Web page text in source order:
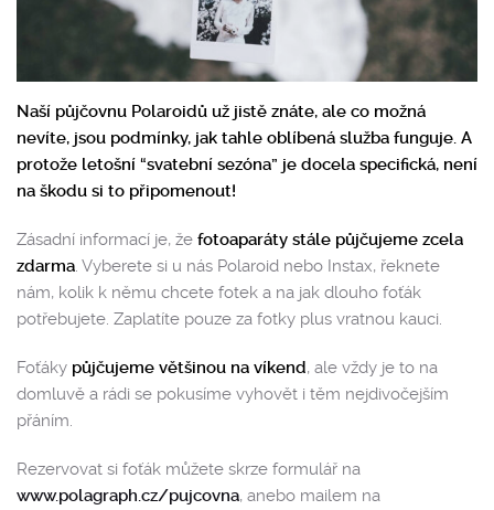
Naší půjčovnu Polaroidů už jistě znáte, ale co možná
nevíte, jsou podmínky, jak tahle oblíbená služba funguje. A
protože letošní “svatební sezóna” je docela specifická, není
na škodu si to připomenout!
Zásadní informací je, že fotoaparáty stále půjčujeme zcela
zdarma. Vyberete si u nás Polaroid nebo Instax, řeknete
nám, kolik k němu chcete fotek a na jak dlouho foťák
potřebujete. Zaplatíte pouze za fotky plus vratnou kauci.
Foťáky půjčujeme většinou na víkend, ale vždy je to na
domluvě a rádi se pokusíme vyhovět i těm nejdivočejším
přáním.
Rezervovat si foťák můžete skrze formulář na
www.polagraph.cz/pujcovna, anebo mailem na